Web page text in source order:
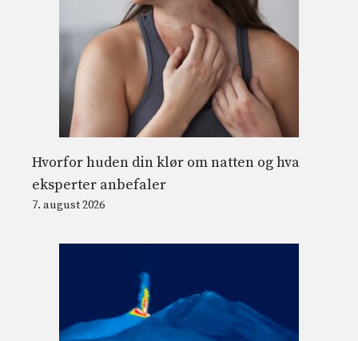
Hvorfor huden din klør om natten og hva
eksperter anbefaler
7. august 2026